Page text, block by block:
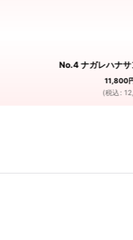
No.4 ナガレハナ
11,800
(税込: